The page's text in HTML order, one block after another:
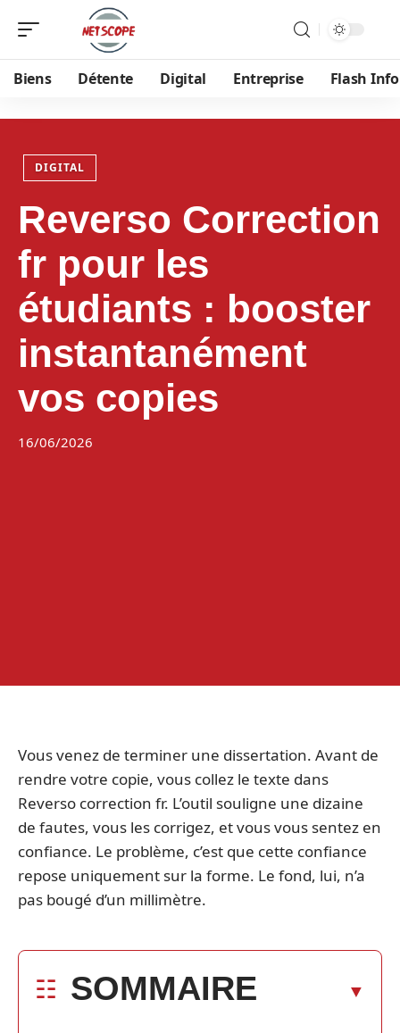
Biens Détente Digital Entreprise Flash Info
DIGITAL
Reverso Correction
fr pour les
étudiants : booster
instantanément
vos copies
16/06/2026
Vous venez de terminer une dissertation. Avant de
rendre votre copie, vous collez le texte dans
Reverso correction fr. L’outil souligne une dizaine
de fautes, vous les corrigez, et vous vous sentez en
confiance. Le problème, c’est que cette confiance
repose uniquement sur la forme. Le fond, lui, n’a
pas bougé d’un millimètre.
SOMMAIRE